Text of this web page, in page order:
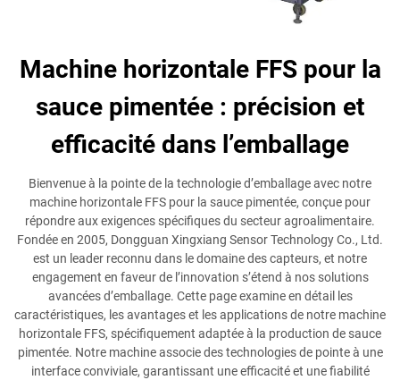
Machine horizontale FFS pour la
sauce pimentée : précision et
efficacité dans l’emballage
Bienvenue à la pointe de la technologie d’emballage avec notre
machine horizontale FFS pour la sauce pimentée, conçue pour
répondre aux exigences spécifiques du secteur agroalimentaire.
Fondée en 2005, Dongguan Xingxiang Sensor Technology Co., Ltd.
est un leader reconnu dans le domaine des capteurs, et notre
engagement en faveur de l’innovation s’étend à nos solutions
avancées d’emballage. Cette page examine en détail les
caractéristiques, les avantages et les applications de notre machine
horizontale FFS, spécifiquement adaptée à la production de sauce
pimentée. Notre machine associe des technologies de pointe à une
interface conviviale, garantissant une efficacité et une fiabilité